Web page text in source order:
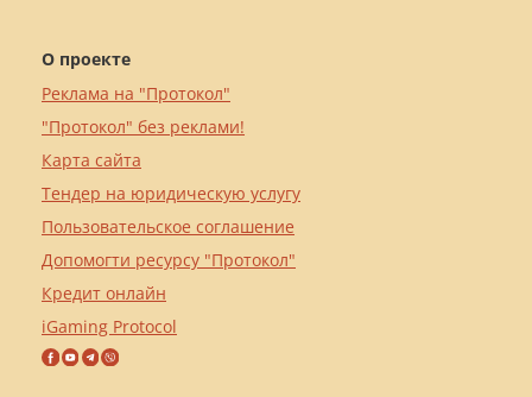
О проекте
Реклама на "Протокол"
"Протокол" без реклами!
Карта сайта
Тендер на юридическую услугу
Пользовательское соглашение
Допомогти ресурсу "Протокол"
Кредит онлайн
iGaming Protocol